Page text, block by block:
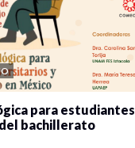
para estudiantes
bachillerato